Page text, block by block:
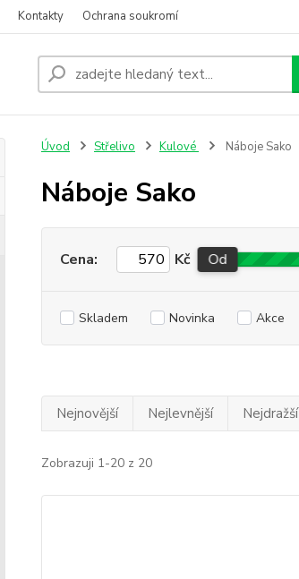
Kontakty Ochrana soukromí
Úvod Střelivo Kulové Náboje Sako
Náboje Sako
Cena: Kč Od
Skladem Novinka Akce
Nejnovější Nejlevnější Nejdražší
Zobrazuji 1-20 z 20